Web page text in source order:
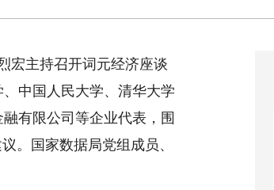
主持召开词元经济座谈
中国人民大学、清华大学
有限公司等企业代表，围
。国家数据局党组成员、